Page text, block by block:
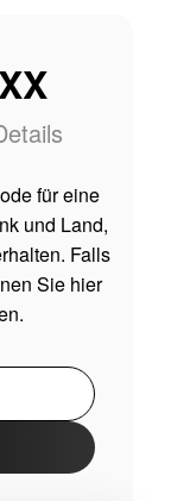
für eine
und Land,
Falls
Sie hier